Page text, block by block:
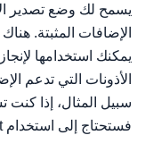
يسمح لك وضع تصدير
الإضافات المثبتة.
يمكنك استخدامها
الأذونات التي تدعم
فستحتاج إلى استخدام PermissionsBukkit.